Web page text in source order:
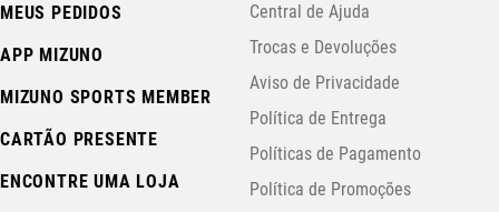
MEUS PEDIDOS
APP MIZUNO
MIZUNO SPORTS MEMBER
CARTÃO PRESENTE
ENCONTRE UMA LOJA
Central de Ajuda
Trocas e Devoluções
Aviso de Privacidade
Política de Entrega
Políticas de Pagamento
Política de Promoções